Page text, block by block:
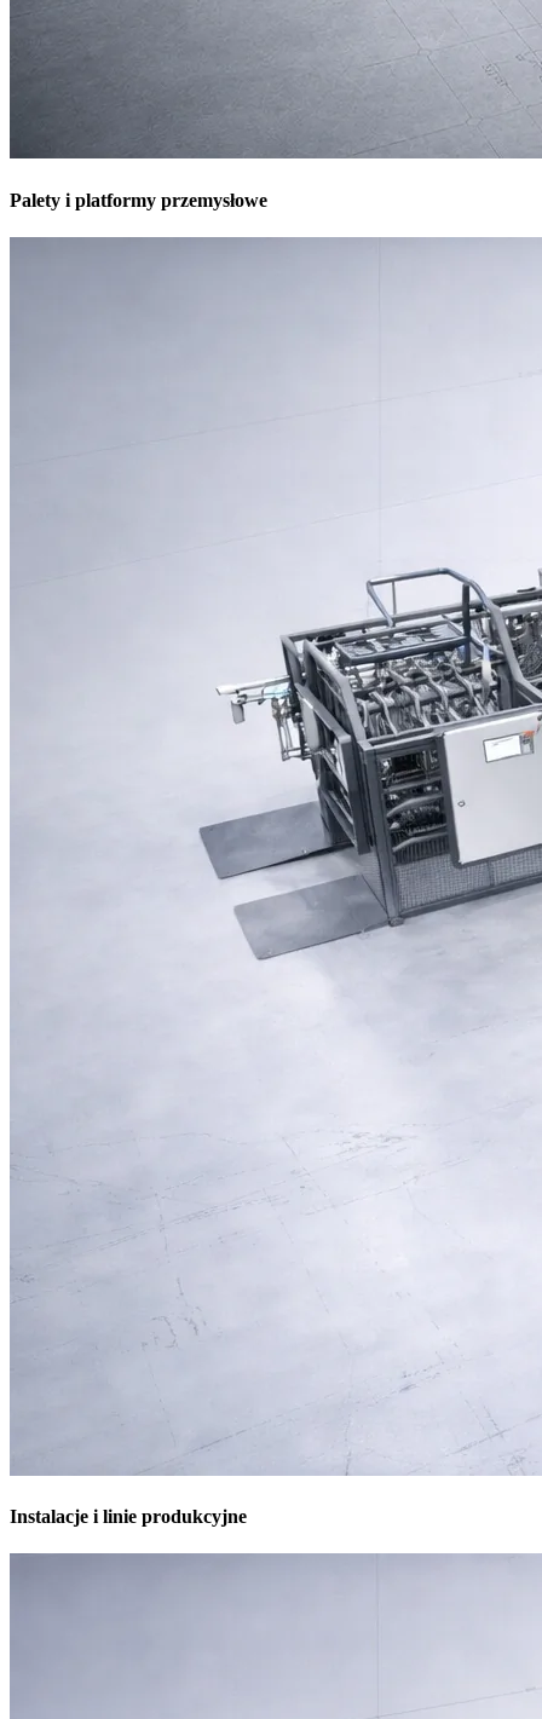
Palety i platformy przemysłowe
Instalacje i linie produkcyjne